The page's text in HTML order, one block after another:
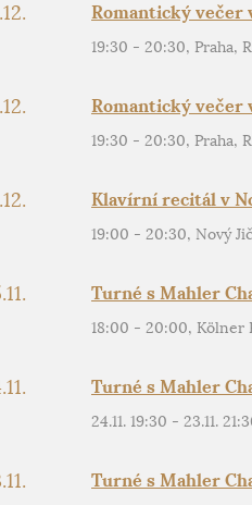
Romantický večer
19:30 - 20:30, Praha,
Romantický večer
19:30 - 20:30, Praha,
Klavírní recitál v
19:00 - 20:30, Nový
Turné s Mahler
18:00 - 20:00, Kölner
Turné s Mahler
24.11. 19:30 - 23.11.
Turné s Mahler